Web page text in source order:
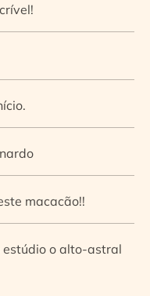
macacão!!
estúdio o alto-astral